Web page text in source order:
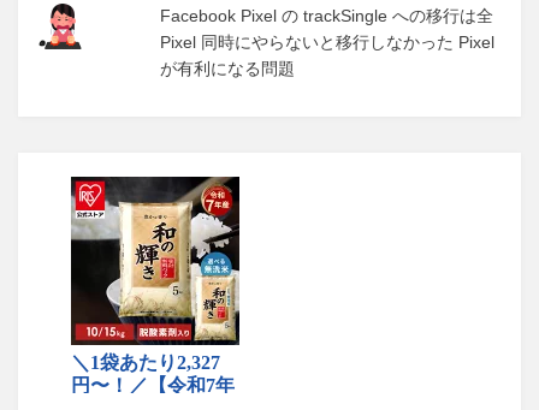
Facebook Pixel の trackSingle への移行は全
Pixel 同時にやらないと移行しなかった Pixel
が有利になる問題